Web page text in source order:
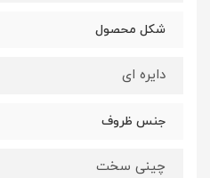
شکل محصول
دایره ای
جنس ظروف
چینی سخت